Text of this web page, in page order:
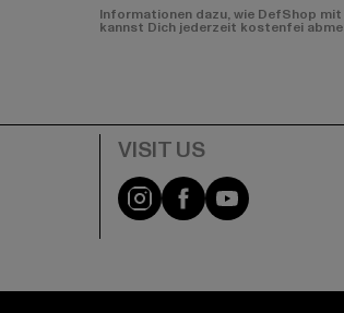
Informationen dazu, wie DefShop
kannst Dich jederzeit kostenfei
Visit our Instagram
Visit ourVisit our